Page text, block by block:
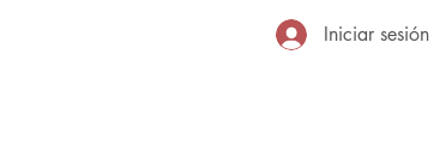
Iniciar sesión